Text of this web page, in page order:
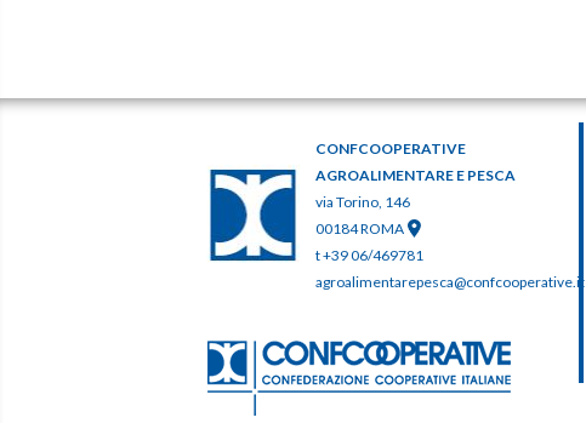
CONFCOOPERATIVE
AGROALIMENTARE E PESCA
via Torino, 146
00184 ROMA
t +39 06/469781
agroalimentarepesca@confcooperative.it